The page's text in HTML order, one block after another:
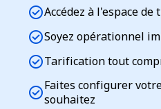
check_circleAccédez à l'espace
check_circleSoyez opérationnel
check_circleTarification tout
check_circleFaites configurer
souhaitez